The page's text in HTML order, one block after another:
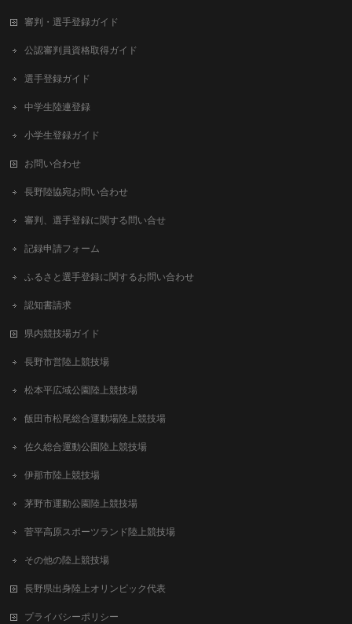
審判・選手登録ガイド
公認審判員資格取得ガイド
選手登録ガイド
中学生陸連登録
小学生登録ガイド
お問い合わせ
長野陸協宛お問い合わせ
審判、選手登録に関する問い合せ
記録申請フォーム
ふるさと選手登録に関するお問い合わせ
認知書請求
県内競技場ガイド
長野市営陸上競技場
松本平広域公園陸上競技場
飯田市松尾総合運動場陸上競技場
佐久総合運動公園陸上競技場
伊那市陸上競技場
茅野市運動公園陸上競技場
菅平高原スポーツランド陸上競技場
その他の陸上競技場
長野県出身陸上オリンピック代表
プライバシーポリシー